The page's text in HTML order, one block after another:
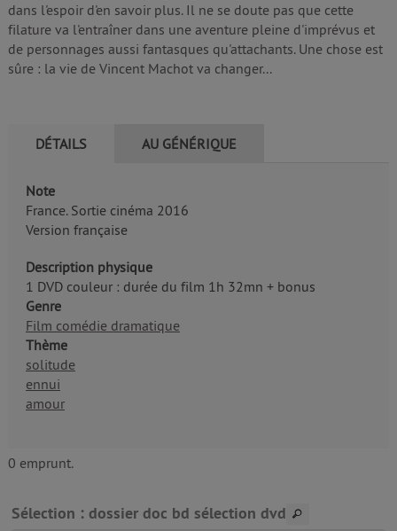
dans l'espoir d'en savoir plus. Il ne se doute pas que cette
filature va l'entraîner dans une aventure pleine d'imprévus et
de personnages aussi fantasques qu'attachants. Une chose est
sûre : la vie de Vincent Machot va changer...
DÉTAILS AU GÉNÉRIQUE
Note
France. Sortie cinéma 2016
Version française
Description physique
1 DVD couleur : durée du film 1h 32mn + bonus
Genre
Film comédie dramatique
Thème
solitude
ennui
amour
0 emprunt.
Sélection : dossier doc bd sélection dvd